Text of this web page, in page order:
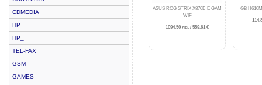
CDMEDIA
HP
HP_
TEL-FAX
GSM
GAMES
ASUS ROG STRIX X870E-E GAM
WIF
1094.50 лв. / 559.61 €
GB